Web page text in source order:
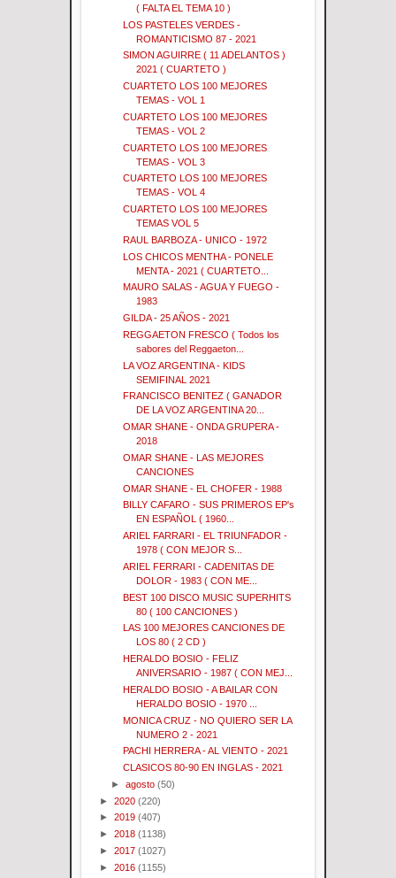
( FALTA EL TEMA 10 )
LOS PASTELES VERDES -
ROMANTICISMO 87 - 2021
SIMON AGUIRRE ( 11 ADELANTOS )
2021 ( CUARTETO )
CUARTETO LOS 100 MEJORES
TEMAS - VOL 1
CUARTETO LOS 100 MEJORES
TEMAS - VOL 2
CUARTETO LOS 100 MEJORES
TEMAS - VOL 3
CUARTETO LOS 100 MEJORES
TEMAS - VOL 4
CUARTETO LOS 100 MEJORES
TEMAS VOL 5
RAUL BARBOZA - UNICO - 1972
LOS CHICOS MENTHA - PONELE
MENTA - 2021 ( CUARTETO...
MAURO SALAS - AGUA Y FUEGO -
1983
GILDA - 25 AÑOS - 2021
REGGAETON FRESCO ( Todos los
sabores del Reggaeton...
LA VOZ ARGENTINA - KIDS
SEMIFINAL 2021
FRANCISCO BENITEZ ( GANADOR
DE LA VOZ ARGENTINA 20...
OMAR SHANE - ONDA GRUPERA -
2018
OMAR SHANE - LAS MEJORES
CANCIONES
OMAR SHANE - EL CHOFER - 1988
BILLY CAFARO - SUS PRIMEROS EP's
EN ESPAÑOL ( 1960...
ARIEL FARRARI - EL TRIUNFADOR -
1978 ( CON MEJOR S...
ARIEL FERRARI - CADENITAS DE
DOLOR - 1983 ( CON ME...
BEST 100 DISCO MUSIC SUPERHITS
80 ( 100 CANCIONES )
LAS 100 MEJORES CANCIONES DE
LOS 80 ( 2 CD )
HERALDO BOSIO - FELIZ
ANIVERSARIO - 1987 ( CON MEJ...
HERALDO BOSIO - A BAILAR CON
HERALDO BOSIO - 1970 ...
MONICA CRUZ - NO QUIERO SER LA
NUMERO 2 - 2021
PACHI HERRERA - AL VIENTO - 2021
CLASICOS 80-90 EN INGLAS - 2021
►agosto (50)
► 2020 (220)
► 2019 (407)
► 2018 (1138)
► 2017 (1027)
► 2016 (1155)